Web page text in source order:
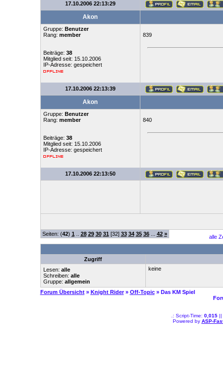
17.10.2006 22:13:29
Akon
Gruppe: Benutzer
Rang: member
Beiträge: 38
Mitglied seit: 15.10.2006
IP-Adresse: gespeichert
839
17.10.2006 22:13:39
Akon
Gruppe: Benutzer
Rang: member
Beiträge: 38
Mitglied seit: 15.10.2006
IP-Adresse: gespeichert
840
17.10.2006 22:13:50
Seiten: (42) 1 28 29 30 31 [32] 33 34 35 36... 42 » alle
Zugriff
Lesen: alle
Schreiben: alle
Gruppe: allgemein
keine
Forum Übersicht » Knight Rider » Off-Topic » Das KM Spiel
.: Script-Time: 0,015||
Powered by ASP-